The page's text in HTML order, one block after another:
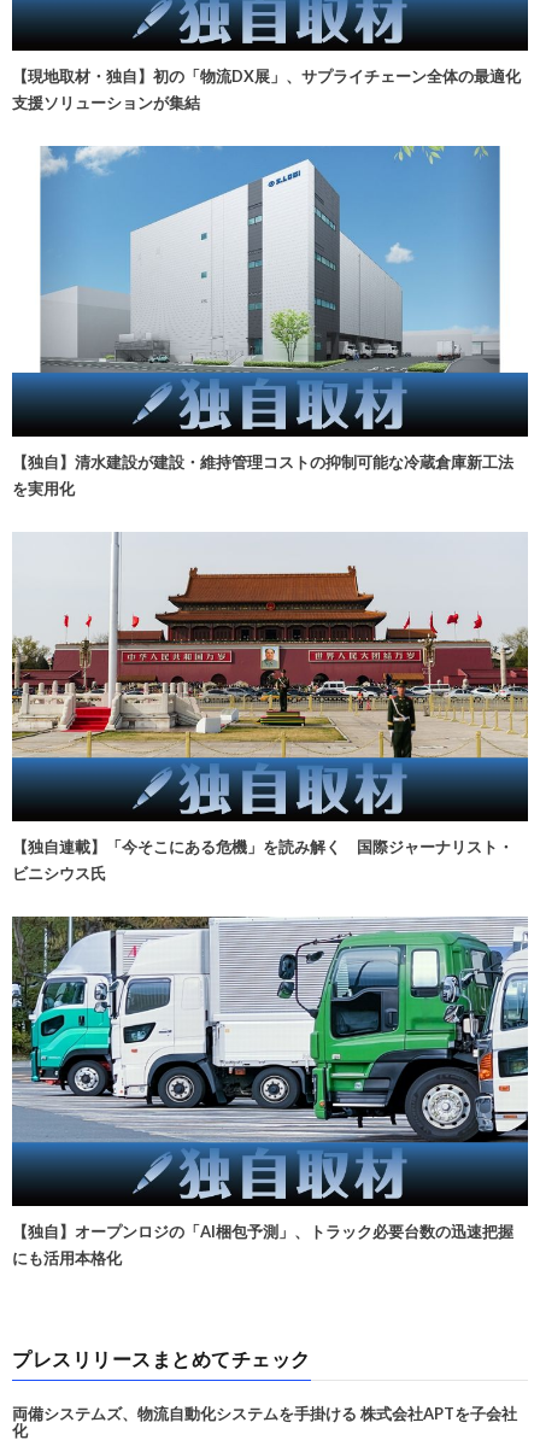
【現地取材・独自】初の「物流DX展」、サプライチェーン全体の最適化
支援ソリューションが集結
【独自】清水建設が建設・維持管理コストの抑制可能な冷蔵倉庫新工法
を実用化
【独自連載】「今そこにある危機」を読み解く 国際ジャーナリスト・
ビニシウス氏
【独自】オープンロジの「AI梱包予測」、トラック必要台数の迅速把握
にも活用本格化
プレスリリースまとめてチェック
両備システムズ、物流自動化システムを手掛ける 株式会社APTを子会社
化